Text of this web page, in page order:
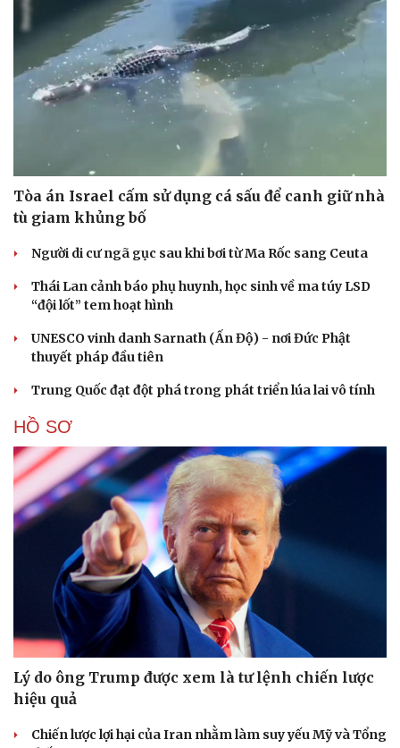
Tòa án Israel cấm sử dụng cá sấu để canh giữ nhà
tù giam khủng bố
Người di cư ngã gục sau khi bơi từ Ma Rốc sang Ceuta
Thái Lan cảnh báo phụ huynh, học sinh về ma túy LSD
“đội lốt” tem hoạt hình
UNESCO vinh danh Sarnath (Ấn Độ) - nơi Đức Phật
thuyết pháp đầu tiên
Trung Quốc đạt đột phá trong phát triển lúa lai vô tính
HỒ SƠ
Lý do ông Trump được xem là tư lệnh chiến lược
hiệu quả
Chiến lược lợi hại của Iran nhằm làm suy yếu Mỹ và Tổng